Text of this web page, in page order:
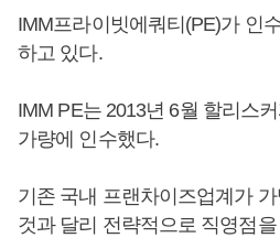
IMM프라이빗에쿼티(PE)가 인
하고 있다.
IMM PE는 2013년 6월 할리스
가량에 인수했다.
기존 국내 프랜차이즈업계가
것과 달리 전략적으로 직영점